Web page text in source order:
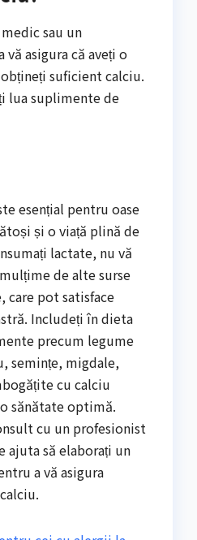
sau un
asigura că aveți o
suficient calciu.
lua suplimente de
esențial pentru oase
și o viață plină de
lactate, nu vă
de alte surse
care pot satisface
Includeți în dieta
precum legume
semințe, migdale,
cu calciu
sănătate optimă.
cu un profesionist
ajuta să elaborați un
a vă asigura